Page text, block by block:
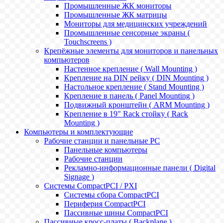
Промышленные ЖК мониторы
Промышленные ЖК матрицы
Мониторы для медицинских учреждений
Промышленные сенсорные экраны (
Touchscreens )
Крепёжные элементы для мониторов и панельных
компьютеров
Настенное крепление ( Wall Mounting )
Крепление на DIN рейку ( DIN Mounting )
Настольное крепление ( Stand Mounting )
Крепление в панель ( Panel Mounting )
Подвижный кронштейн ( ARM Mounting )
Крепление в 19" Rack стойку ( Rack
Mounting )
Компьютеры и комплектующие
Рабочие станции и панельные РС
Панельные компьютеры
Рабочие станции
Рекламно-информационные панели ( Digital
Signage )
Системы CompactPCI / PXI
Системы сбора CompactPCI
Периферия CompactPCI
Пассивные шины CompactPCI